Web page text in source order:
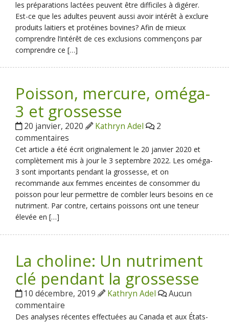
les préparations lactées peuvent être difficiles à digérer.
Est-ce que les adultes peuvent aussi avoir intérêt à exclure
produits laitiers et protéines bovines? Afin de mieux
comprendre l’intérêt de ces exclusions commençons par
comprendre ce […]
Poisson, mercure, oméga-
3 et grossesse
20 janvier, 2020 Kathryn Adel
2
commentaires
Cet article a été écrit originalement le 20 janvier 2020 et
complètement mis à jour le 3 septembre 2022. Les oméga-
3 sont importants pendant la grossesse, et on
recommande aux femmes enceintes de consommer du
poisson pour leur permettre de combler leurs besoins en ce
nutriment. Par contre, certains poissons ont une teneur
élevée en […]
La choline: Un nutriment
clé pendant la grossesse
10 décembre, 2019 Kathryn Adel
Aucun
commentaire
Des analyses récentes effectuées au Canada et aux États-